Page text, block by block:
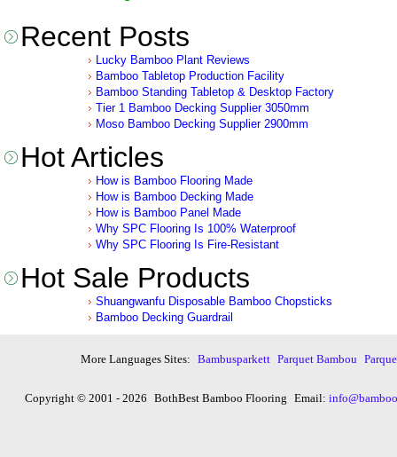
Recent Posts
Lucky Bamboo Plant Reviews
Bamboo Tabletop Production Facility
Bamboo Standing Tabletop & Desktop Factory
Tier 1 Bamboo Decking Supplier 3050mm
Moso Bamboo Decking Supplier 2900mm
Hot Articles
How is Bamboo Flooring Made
How is Bamboo Decking Made
How is Bamboo Panel Made
Why SPC Flooring Is 100% Waterproof
Why SPC Flooring Is Fire-Resistant
Hot Sale Products
Shuangwanfu Disposable Bamboo Chopsticks
Bamboo Decking Guardrail
More Languages Sites: Bambusparkett Parquet Bambou
Copyright © 2001 - 2026 BothBest Bamboo Flooring Email: